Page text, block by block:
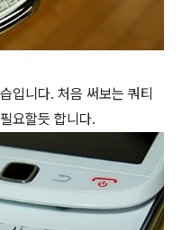
입니다. 처음 써보는 쿼티
요할듯 합니다.